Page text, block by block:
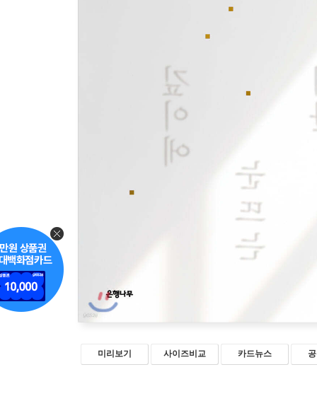
미리보기 사이즈비교 카드뉴스